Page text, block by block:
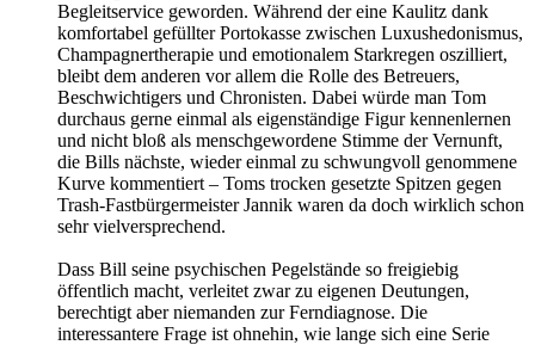
Begleitservice geworden. Während der eine Kaulitz dank
komfortabel gefüllter Portokasse zwischen Luxushedonismus,
Champagnertherapie und emotionalem Starkregen oszilliert,
bleibt dem anderen vor allem die Rolle des Betreuers,
Beschwichtigers und Chronisten. Dabei würde man Tom
durchaus gerne einmal als eigenständige Figur kennenlernen
und nicht bloß als menschgewordene Stimme der Vernunft,
die Bills nächste, wieder einmal zu schwungvoll genommene
Kurve kommentiert – Toms trocken gesetzte Spitzen gegen
Trash-Fastbürgermeister Jannik waren da doch wirklich schon
sehr vielversprechend.
Dass Bill seine psychischen Pegelstände so freigiebig
öffentlich macht, verleitet zwar zu eigenen Deutungen,
berechtigt aber niemanden zur Ferndiagnose. Die
interessantere Frage ist ohnehin, wie lange sich eine Serie